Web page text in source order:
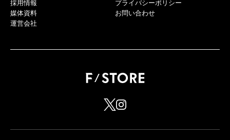
採用情報
媒体資料
運営会社
プライバシーポリシー
お問い合わせ